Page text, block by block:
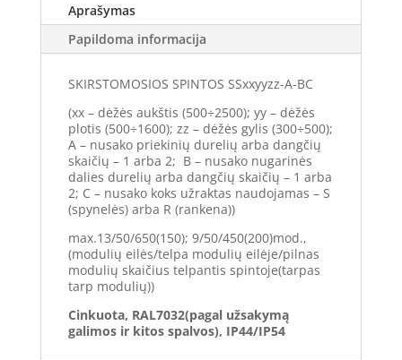
Aprašymas
Papildoma informacija
SKIRSTOMOSIOS SPINTOS SSxxyyzz-A-BC
(xx – dėžės aukštis (500÷2500); yy – dėžės
plotis (500÷1600); zz – dėžės gylis (300÷500);
A – nusako priekinių durelių arba dangčių
skaičių – 1 arba 2; B – nusako nugarinės
dalies durelių arba dangčių skaičių – 1 arba
2; C – nusako koks užraktas naudojamas – S
(spynelės) arba R (rankena))
max.13/50/650(150); 9/50/450(200)mod.,
(modulių eilės/telpa modulių eilėje/pilnas
modulių skaičius telpantis spintoje(tarpas
tarp modulių))
Cinkuota, RAL7032(pagal užsakymą
galimos ir kitos spalvos), IP44/IP54